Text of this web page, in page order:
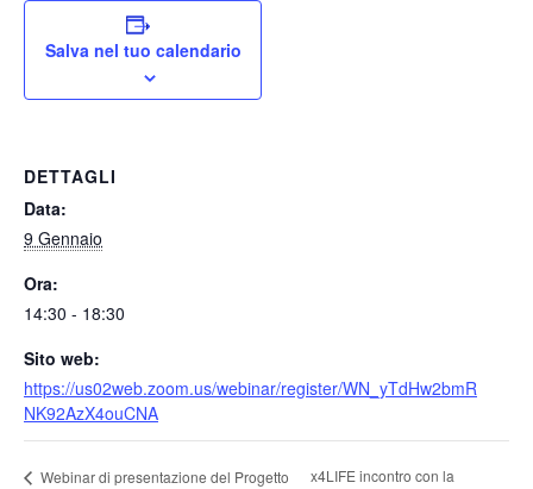
Salva nel tuo calendario
DETTAGLI
Data:
9 Gennaio
Ora:
14:30 - 18:30
Sito web:
https://us02web.zoom.us/webinar/register/WN_yTdHw2bmR
NK92AzX4ouCNA
Webinar di presentazione del Progetto
x4LIFE incontro con la